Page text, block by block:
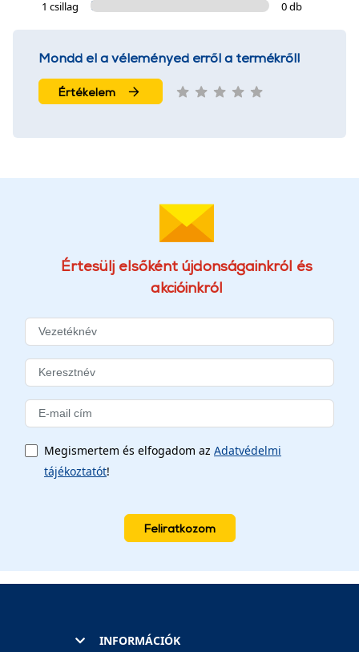
1 csillag
0 db
Mondd el a véleményed erről a termékről!
Értékelem
Értesülj elsőként újdonságainkról és
akcióinkról
Megismertem és elfogadom az Adatvédelmi
tájékoztatót!
Feliratkozom
INFORMÁCIÓK